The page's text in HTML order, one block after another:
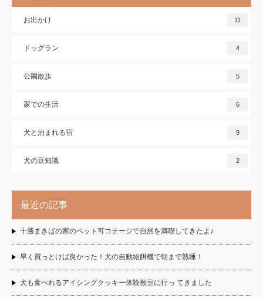
お出かけ 11
ドッグラン 4
公園散歩 5
家での生活 6
犬と泊まれる宿 9
犬の豆知識 2
最近の記事
十勝まきばの家のペット可コテージで自然を満喫してきたよ♪
早く買っとけば良かった！犬の自動給餌機で朝まで熟睡！
犬も食べれるアイシングクッキー体験教室に行っ てきました